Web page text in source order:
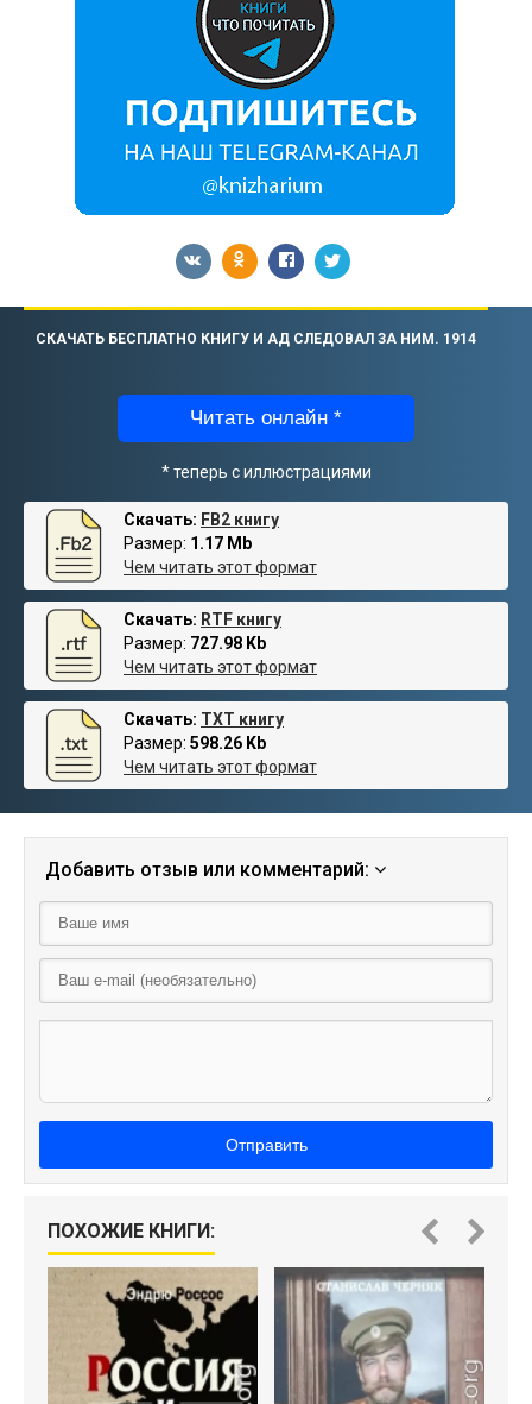
СКАЧАТЬ БЕСПЛАТНО КНИГУ И АД СЛЕДОВАЛ ЗА НИМ. 1914
Читать онлайн *
* теперь с иллюстрациями
Скачать: FB2 книгу
Размер: 1.17 Mb
Чем читать этот формат
Скачать: RTF книгу
Размер: 727.98 Kb
Чем читать этот формат
Скачать: TXT книгу
Размер: 598.26 Kb
Чем читать этот формат
Добавить отзыв или комментарий:
Отправить
ПОХОЖИЕ КНИГИ: